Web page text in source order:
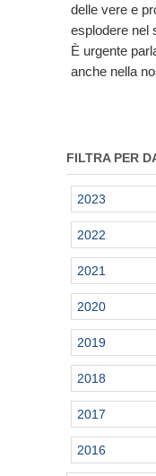
delle vere e
esplodere nel
È urgente
anche nella
FILTRA PER
2023
2022
2021
2020
2019
2018
2017
2016